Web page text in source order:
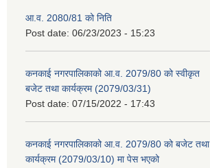
आ.व. 2080/81 को निति
Post date: 06/23/2023 - 15:23
कनकाई नगरपालिकाको आ.व. 2079/80 को स्वीकृत
बजेट तथा कार्यक्रम (2079/03/31)
Post date: 07/15/2022 - 17:43
कनकाई नगरपालिकाको आ.व. 2079/80 को बजेट तथा
कार्यक्रम (2079/03/10) मा पेस भएको